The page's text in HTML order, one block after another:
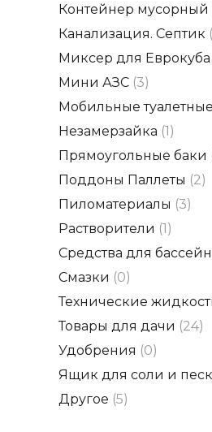
Контейнер мусорный
Канализация. Септик
Миксер для Еврокуба
Мини АЗС (3)
Мобильные
Незамерзайка (1)
Прямоугольные баки
Поддоны Паллеты (2)
Пиломатериалы (3)
Растворители (1)
Средства для
Смазки (0)
Технические
Товары для дачи (24)
Удобрения (0)
Ящик для соли и
Другое (5)